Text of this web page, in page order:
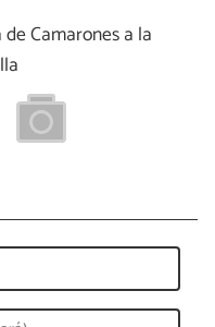
de Camarones a la